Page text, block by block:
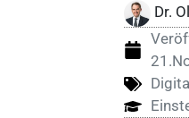
Dr.